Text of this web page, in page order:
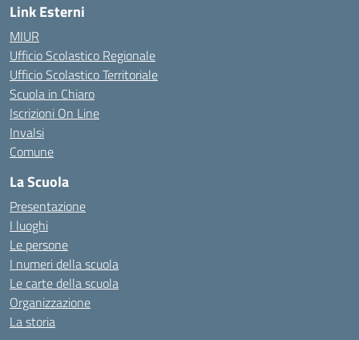
Link Esterni
MIUR
Ufficio Scolastico Regionale
Ufficio Scolastico Territoriale
Scuola in Chiaro
Iscrizioni On Line
Invalsi
Comune
La Scuola
Presentazione
I luoghi
Le persone
I numeri della scuola
Le carte della scuola
Organizzazione
La storia